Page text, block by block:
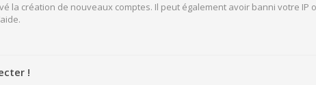
la création de nouveaux comptes. Il peut également avoir banni votre
!